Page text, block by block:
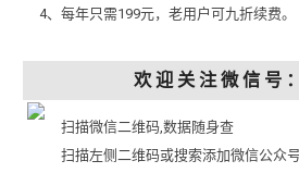
4、每年只需199元，老用户可九折续费。
欢 迎 关 注 微 信 号
扫描微信二维码,数据随身查
扫描左侧二维码或搜索添加微信公众号